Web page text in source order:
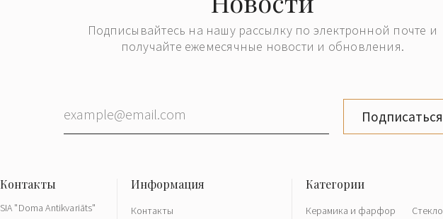
Подписывайтесь на нашу рассылку по электронной почте и
получайте ежемесячные новости и обновления.
Подписаться
SIA "Doma Antikvariāts"
Контакты Керамика и фарфор Стекло